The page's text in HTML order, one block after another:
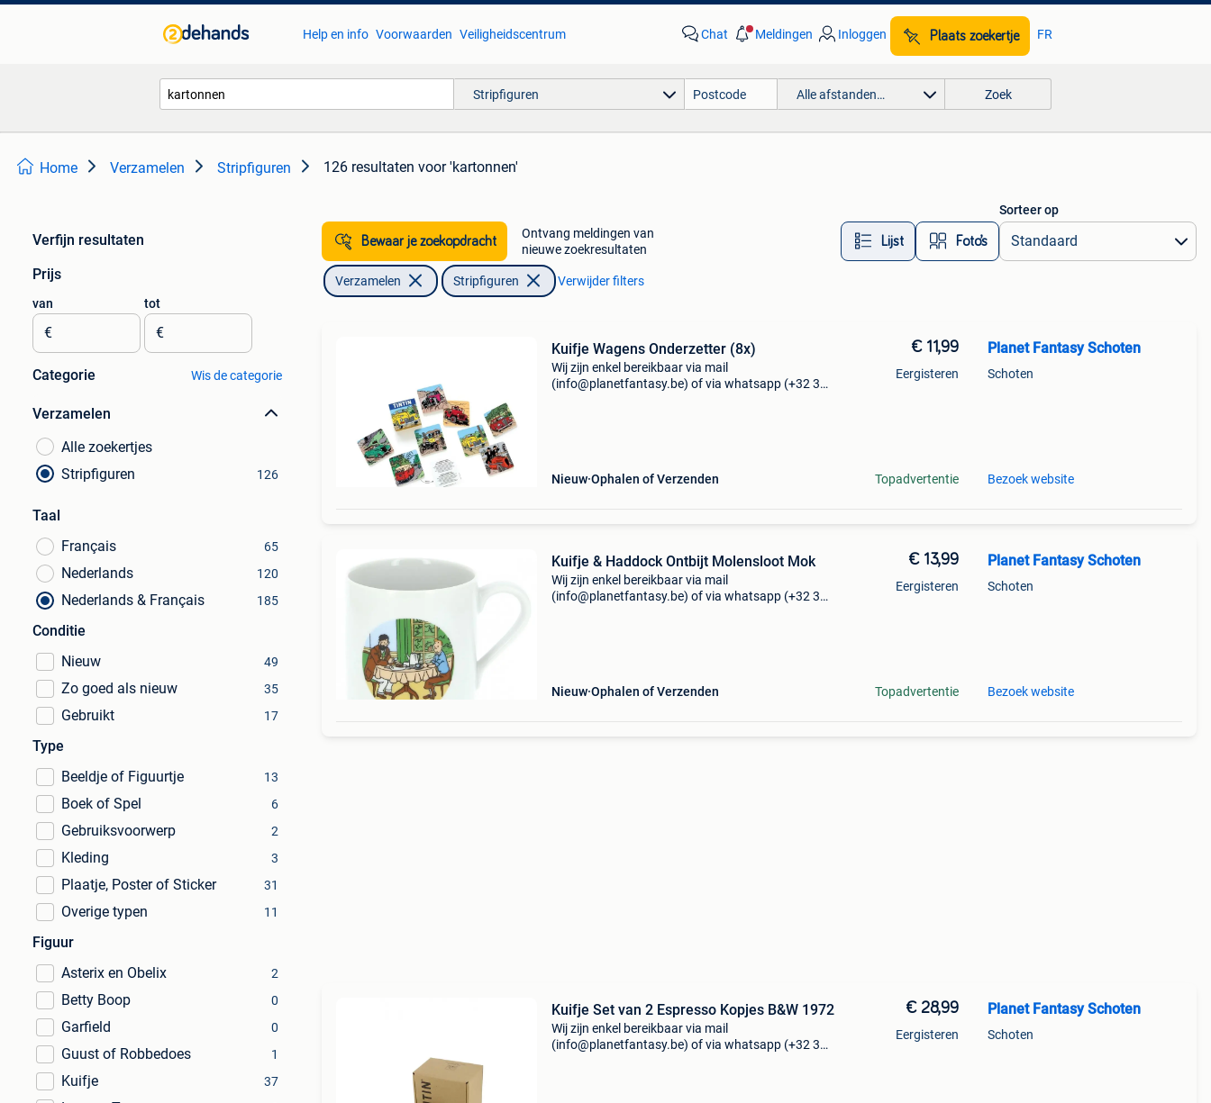
Help en info Voorwaarden Veiligheidscentrum Chat Meldingen Inloggen Plaats zoekertje FR
Stripfiguren Alle afstanden… Zoek
Home Verzamelen Stripfiguren 126 resultaten voor 'kartonnen'
Verfijn resultaten
Prijs
van
€
tot
€
Categorie Wis de categorie
Verzamelen
Alle zoekertjes
Stripfiguren
126
Taal
Français
65
Nederlands 120
Nederlands & Français 185
Conditie
Nieuw
49
Zo goed als nieuw 35
Gebruikt 17
Type
Beeldje of Figuurtje
13
Boek of Spel 6
Gebruiksvoorwerp 2
Kleding 3
Plaatje, Poster of Sticker 31
Overige typen 11
Figuur
Asterix en Obelix
2
Betty Boop 0
Garfield 0
Guust of Robbedoes 1
Kuifje 37
Bewaar je zoekopdracht
Ontvang meldingen van
nieuwe zoekresultaten
Lijst Foto’s
Sorteer op
Verzamelen Stripfiguren Verwijder filters
Kuifje Wagens Onderzetter (8x)
Wij zijn enkel bereikbaar via mail
(info@planetfantasy.be) of via whatsapp (+32 3
Nieuw Ophalen of Verzenden
€ 11,99
Eergisteren
Topadvertentie
Planet Fantasy Schoten
Schoten
Bezoek website
Kuifje & Haddock Ontbijt Molensloot Mok
Wij zijn enkel bereikbaar via mail
(info@planetfantasy.be) of via whatsapp (+32 3
Nieuw Ophalen of Verzenden
€ 13,99
Eergisteren
Topadvertentie
Planet Fantasy Schoten
Schoten
Bezoek website
Kuifje Set van 2 Espresso Kopjes B&W 1972
Wij zijn enkel bereikbaar via mail
(info@planetfantasy.be) of via whatsapp (+32 3
€ 28,99
Eergisteren
Planet Fantasy Schoten
Schoten